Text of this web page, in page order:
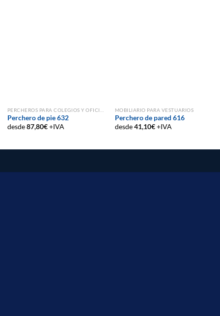
Perchero de pie 632
desde87,80€+IVA
MOBILIARIO PARA VESTUARIOS
Perchero de pared 616
desde41,10€+IVA